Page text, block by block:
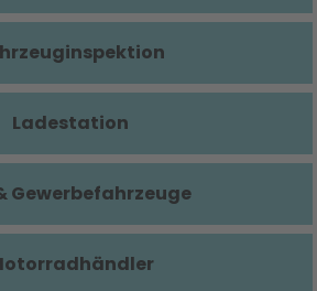
Ladestation
Gewerbefahrzeuge